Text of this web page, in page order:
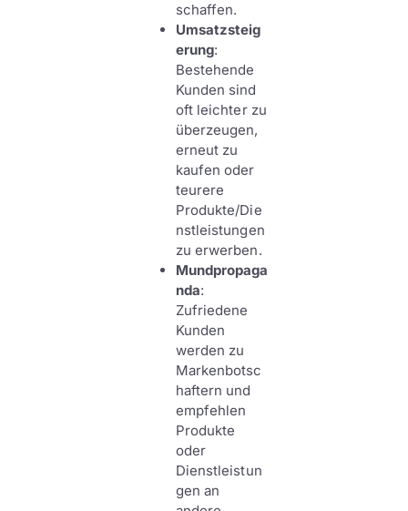
schaffen.
Umsatzsteig
erung:
Bestehende
Kunden sind
oft leichter zu
überzeugen,
erneut zu
kaufen oder
teurere
Produkte/Die
nstleistungen
zu erwerben.
Mundpropaga
nda:
Zufriedene
Kunden
werden zu
Markenbotsc
haftern und
empfehlen
Produkte
oder
Dienstleistun
gen an